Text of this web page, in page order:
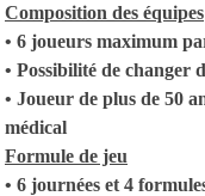
Composition des équipes
• 6 joueurs maximum
• Possibilité de changer
• Joueur de plus de 50
médical
Formule de jeu
• 6 journées et 4